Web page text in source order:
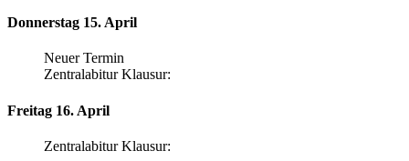
Donnerstag 15. April
Neuer Termin
Zentralabitur Klausur:
Freitag 16. April
Zentralabitur Klausur: